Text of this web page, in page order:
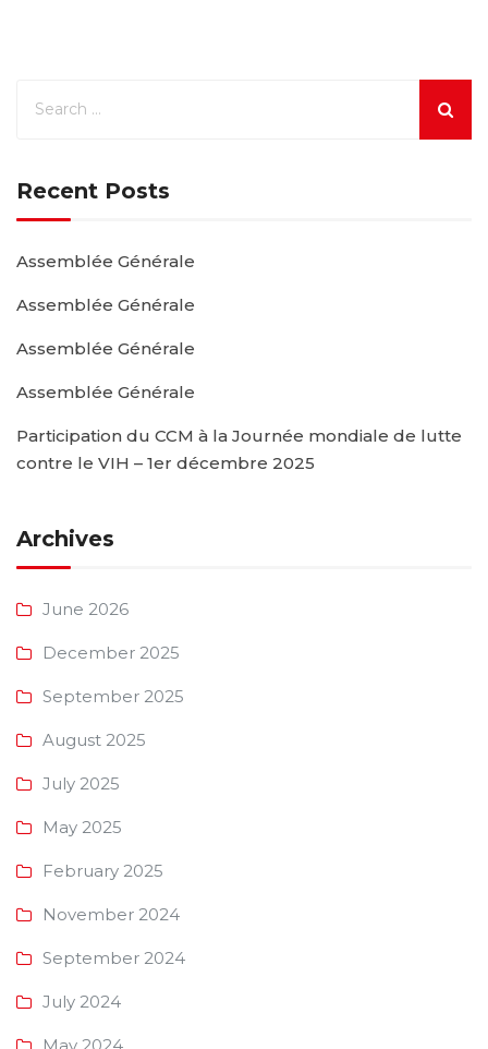
Recent Posts
Assemblée Générale
Assemblée Générale
Assemblée Générale
Assemblée Générale
Participation du CCM à la Journée mondiale de lutte
contre le VIH – 1er décembre 2025
Archives
June 2026
December 2025
September 2025
August 2025
July 2025
May 2025
February 2025
November 2024
September 2024
July 2024